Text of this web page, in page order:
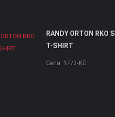
RANDY ORTON RKO
T-SHIRT
Cena: 1773-Kč